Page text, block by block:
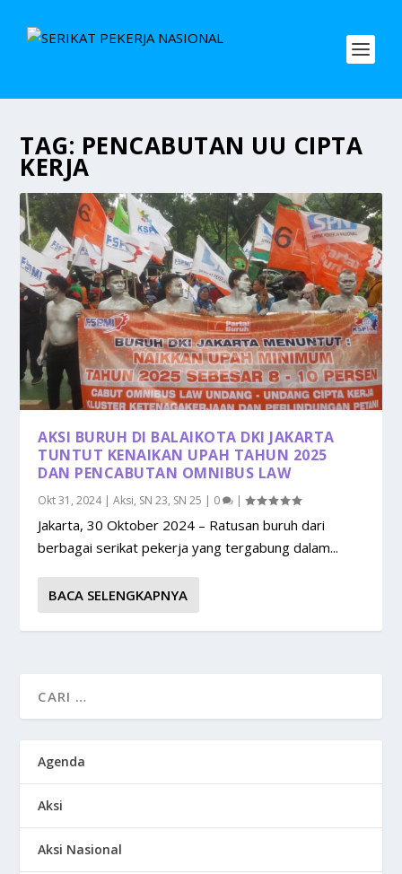
TAG: PENCABUTAN UU CIPTA
KERJA
AKSI BURUH DI BALAIKOTA DKI JAKARTA
TUNTUT KENAIKAN UPAH TAHUN 2025
DAN PENCABUTAN OMNIBUS LAW
Okt 31, 2024|Aksi, SN 23, SN 25 | 0 |
Jakarta, 30 Oktober 2024 – Ratusan buruh dari
berbagai serikat pekerja yang tergabung dalam...
BACA SELENGKAPNYA
Agenda
Aksi
Aksi Nasional